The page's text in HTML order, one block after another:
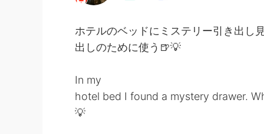
ホテルのベッドにミステリー引き出し
出しのために使う🍺💡
In my
hotel bed I found a mystery drawer.
💡